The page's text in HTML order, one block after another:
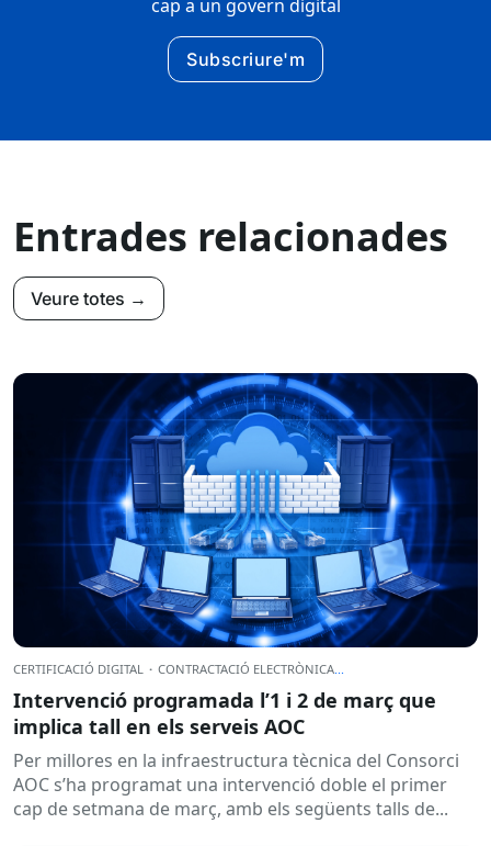
cap a un govern digital
Subscriure'm
Entrades relacionades
Veure totes →
CERTIFICACIÓ DIGITAL · CONTRACTACIÓ ELECTRÒNICA
Intervenció programada l’1 i 2 de març que
implica tall en els serveis AOC
Per millores en la infraestructura tècnica del Consorci
AOC s’ha programat una intervenció doble el primer
cap de setmana de març, amb els següents talls de...